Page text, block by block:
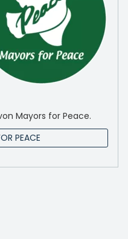
Mayors for Peace.
PEACE